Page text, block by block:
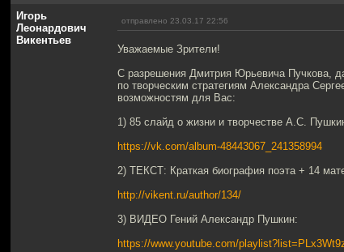
Игорь
Леонардович
Викентьев
отправлено 23.03.17 22:56
Уважаемые Зрители!
С разрешения Дмитрия Юрьевича Пучкова,
по творческим стратегиям Александра
возможностям для Вас:
1) 85 слайд о жизни и творчестве А.С.
https://vk.com/album-48443067_241358994
2) ТЕКСТ: Краткая биография поэта + 14
http://vikent.ru/author/134/
3) ВИДЕО Гений Александр Пушкин:
https://www.youtube.com/